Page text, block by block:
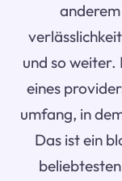
und so
eines
umfang, in
Das ist ein